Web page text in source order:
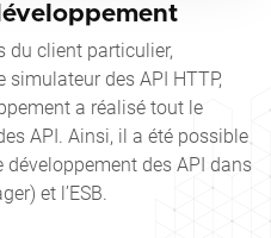
du client particulier,
des API HTTP,
a réalisé tout le
API. Ainsi, il a été possible
des API dans
et l’ESB.